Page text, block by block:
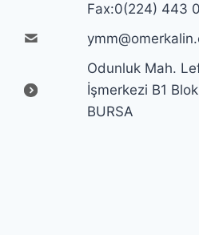
Fax:0(224) 443
Odunluk Mah.
İşmerkezi B1
BURSA